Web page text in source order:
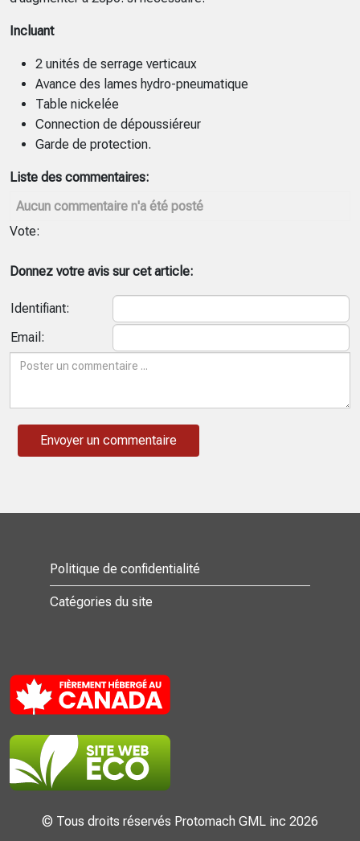
Incluant
2 unités de serrage verticaux
Avance des lames hydro-pneumatique
Table nickelée
Connection de dépoussiéreur
Garde de protection.
Liste des commentaires:
Aucun commentaire n'a été posté
Vote:
Donnez votre avis sur cet article:
Identifiant:
Email:
Politique de confidentialité
Catégories du site
© Tous droits réservés Protomach GML inc 2026